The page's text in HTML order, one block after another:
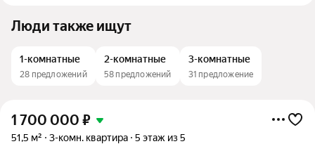
Люди также ищут
1-комнатные
28 предложений
2-комнатные
58 предложений
3-комнатные
31 предложение
1 700 000 ₽
51,5 м² 3-комн. квартира 5 этаж из 5